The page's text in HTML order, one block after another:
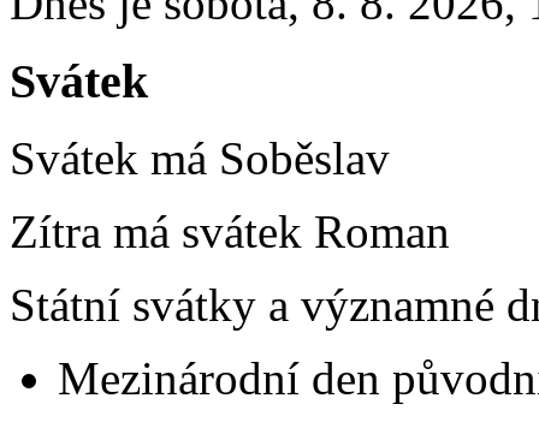
Svátek
Svátek má Soběslav
Zítra má svátek Roman
Státní svátky a významné
Mezinárodní den